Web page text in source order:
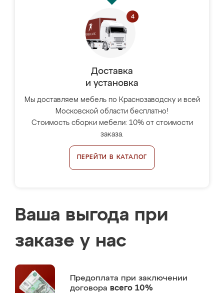
Доставка
и установка
Мы доставляем мебель по Краснозаводску и всей
Московской области бесплатно!
Стоимость сборки мебели: 10% от стоимости
заказа.
ПЕРЕЙТИ В КАТАЛОГ
Ваша выгода при
заказе у нас
Предоплата при заключении
договора всего 10%